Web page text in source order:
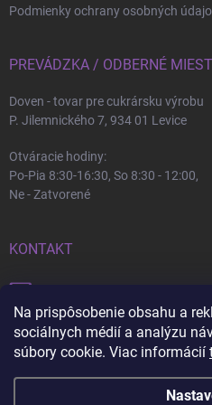
Na prispôsobenie obsahu a
sociálnych médií a analýzu
súbory cookie. Viac informácií
Podmienky ochrany osobných
PREVÁDZKA / ODBERNÉ
Doven - tovar pre cukrársku výrobu
P. Jilemnického 7, 934 01 Levice
Otváracie hodiny:
Po-Pia 8:30-16:30, So 8:30 - 12:00,
Ne - Zatvorené
KONTAKT
+421 905 360 747